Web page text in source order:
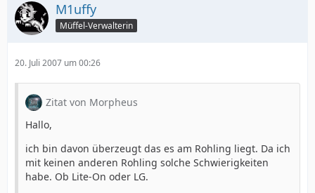
M1uffy
Müffel-Verwalterin
20. Juli 2007 um 00:26
Zitat von Morpheus
Hallo,
ich bin davon überzeugt das es am Rohling liegt. Da ich
mit keinen anderen Rohling solche Schwierigkeiten
habe. Ob Lite-On oder LG.